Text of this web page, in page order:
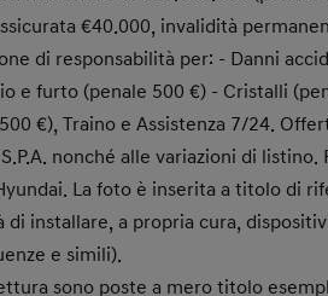
€40.000, invalidità
di responsabilità per: - Danni
e furto (penale 500 €) - Cristalli
€), Traino e Assistenza 7/24.
S.P.A. nonché alle variazioni di
La foto è inserita a titolo di
di installare, a propria cura,
e simili).
sono poste a mero titolo